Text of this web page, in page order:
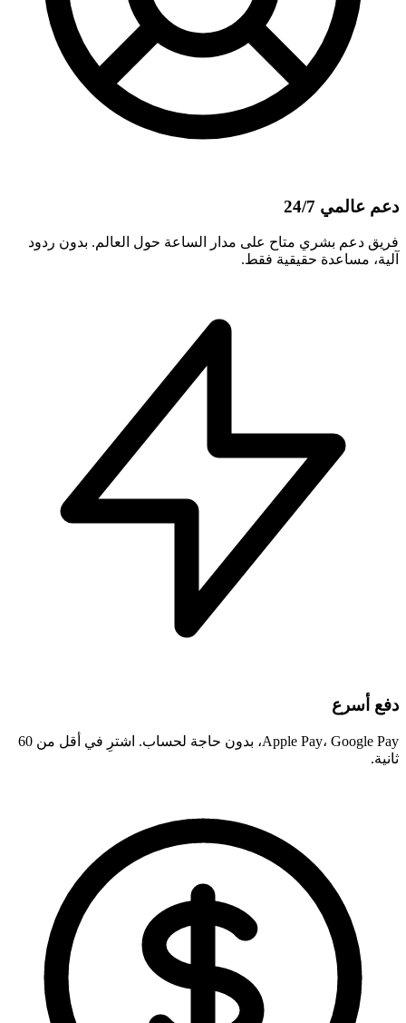
دعم عالمي 24/7
فريق دعم بشري متاح على مدار الساعة حول العالم. بدون ردود
آلية، مساعدة حقيقية فقط.
دفع أسرع
Apple Pay، Google Pay، بدون حاجة لحساب. اشترِ في أقل من 60
ثانية.